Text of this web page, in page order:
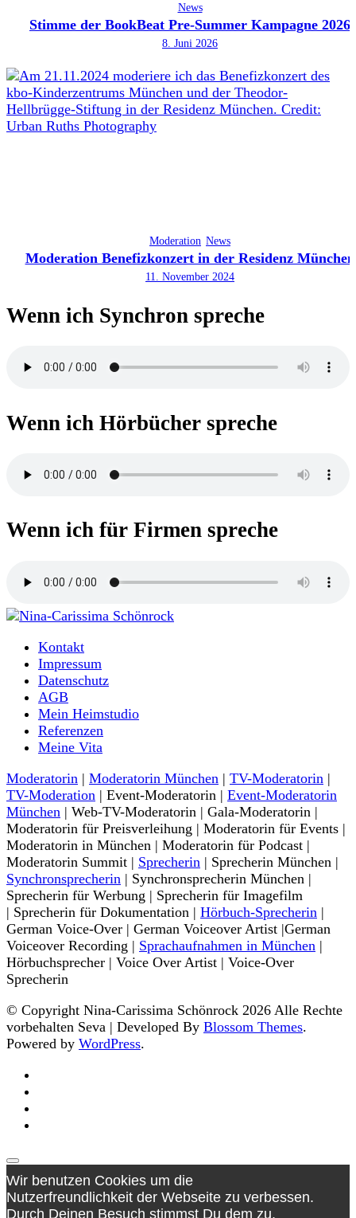
News
Stimme der BookBeat Pre-Summer Kampagne 2026
8. Juni 2026
Moderation News
Moderation Benefizkonzert in der Residenz München
11. November 2024
Wenn ich Synchron spreche
Wenn ich Hörbücher spreche
Wenn ich für Firmen spreche
Nina-Carissima Schönrock
Moderatorin und Sprecherin
Kontakt
Impressum
Datenschutz
AGB
Mein Heimstudio
Referenzen
Meine Vita
Moderatorin | Moderatorin München | TV-Moderatorin |
TV-Moderation | Event-Moderatorin | Event-Moderatorin
München | Web-TV-Moderatorin | Gala-Moderatorin |
Moderatorin für Preisverleihung | Moderatorin für Events |
Moderatorin in München | Moderatorin für Podcast |
Moderatorin Summit | Sprecherin | Sprecherin München |
Synchronsprecherin | Synchronsprecherin München |
Sprecherin für Werbung | Sprecherin für Imagefilm
| Sprecherin für Dokumentation | Hörbuch-Sprecherin |
German Voice-Over | German Voiceover Artist |German
Voiceover Recording | Sprachaufnahmen in München |
Hörbuchsprecher | Voice Over Artist | Voice-Over
Sprecherin
© Copyright Nina-Carissima Schönrock 2026 Alle Rechte
vorbehalten Seva | Developed By Blossom Themes.
Powered by WordPress.
Wir benutzen Cookies um die
Nutzerfreundlichkeit der Webseite zu verbessen.
Durch Deinen Besuch stimmst Du dem zu.